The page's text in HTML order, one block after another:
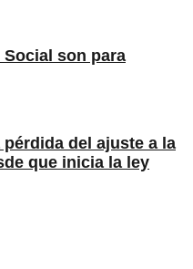
son para
del ajuste a la
que inicia la ley